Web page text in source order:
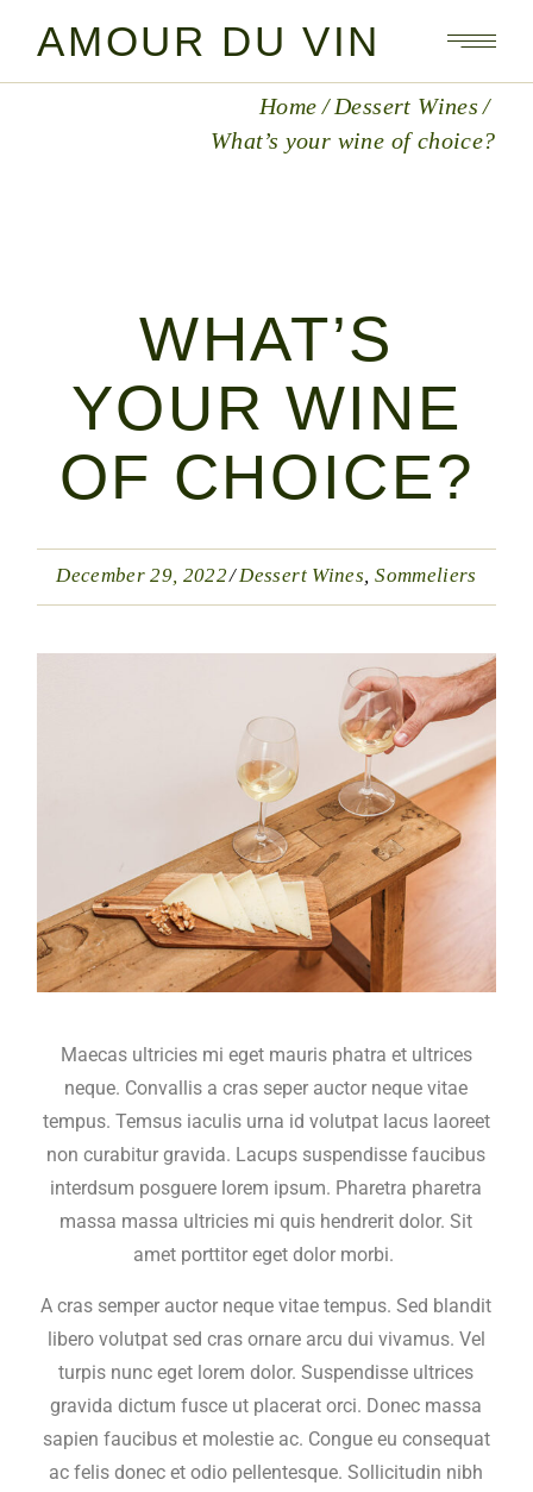
AMOUR DU VIN
Home
Dessert Wines
What’s your wine of choice?
WHAT’S
YOUR WINE
OF CHOICE?
December 29, 2022 Dessert Wines Sommeliers
Maecas ultricies mi eget mauris phatra et ultrices
neque. Convallis a cras seper auctor neque vitae
tempus. Temsus iaculis urna id volutpat lacus laoreet
non curabitur gravida. Lacups suspendisse faucibus
interdsum posguere lorem ipsum. Pharetra pharetra
massa massa ultricies mi quis hendrerit dolor. Sit
amet porttitor eget dolor morbi.
A cras semper auctor neque vitae tempus. Sed blandit
libero volutpat sed cras ornare arcu dui vivamus. Vel
turpis nunc eget lorem dolor. Suspendisse ultrices
gravida dictum fusce ut placerat orci. Donec massa
sapien faucibus et molestie ac. Congue eu consequat
ac felis donec et odio pellentesque. Sollicitudin nibh